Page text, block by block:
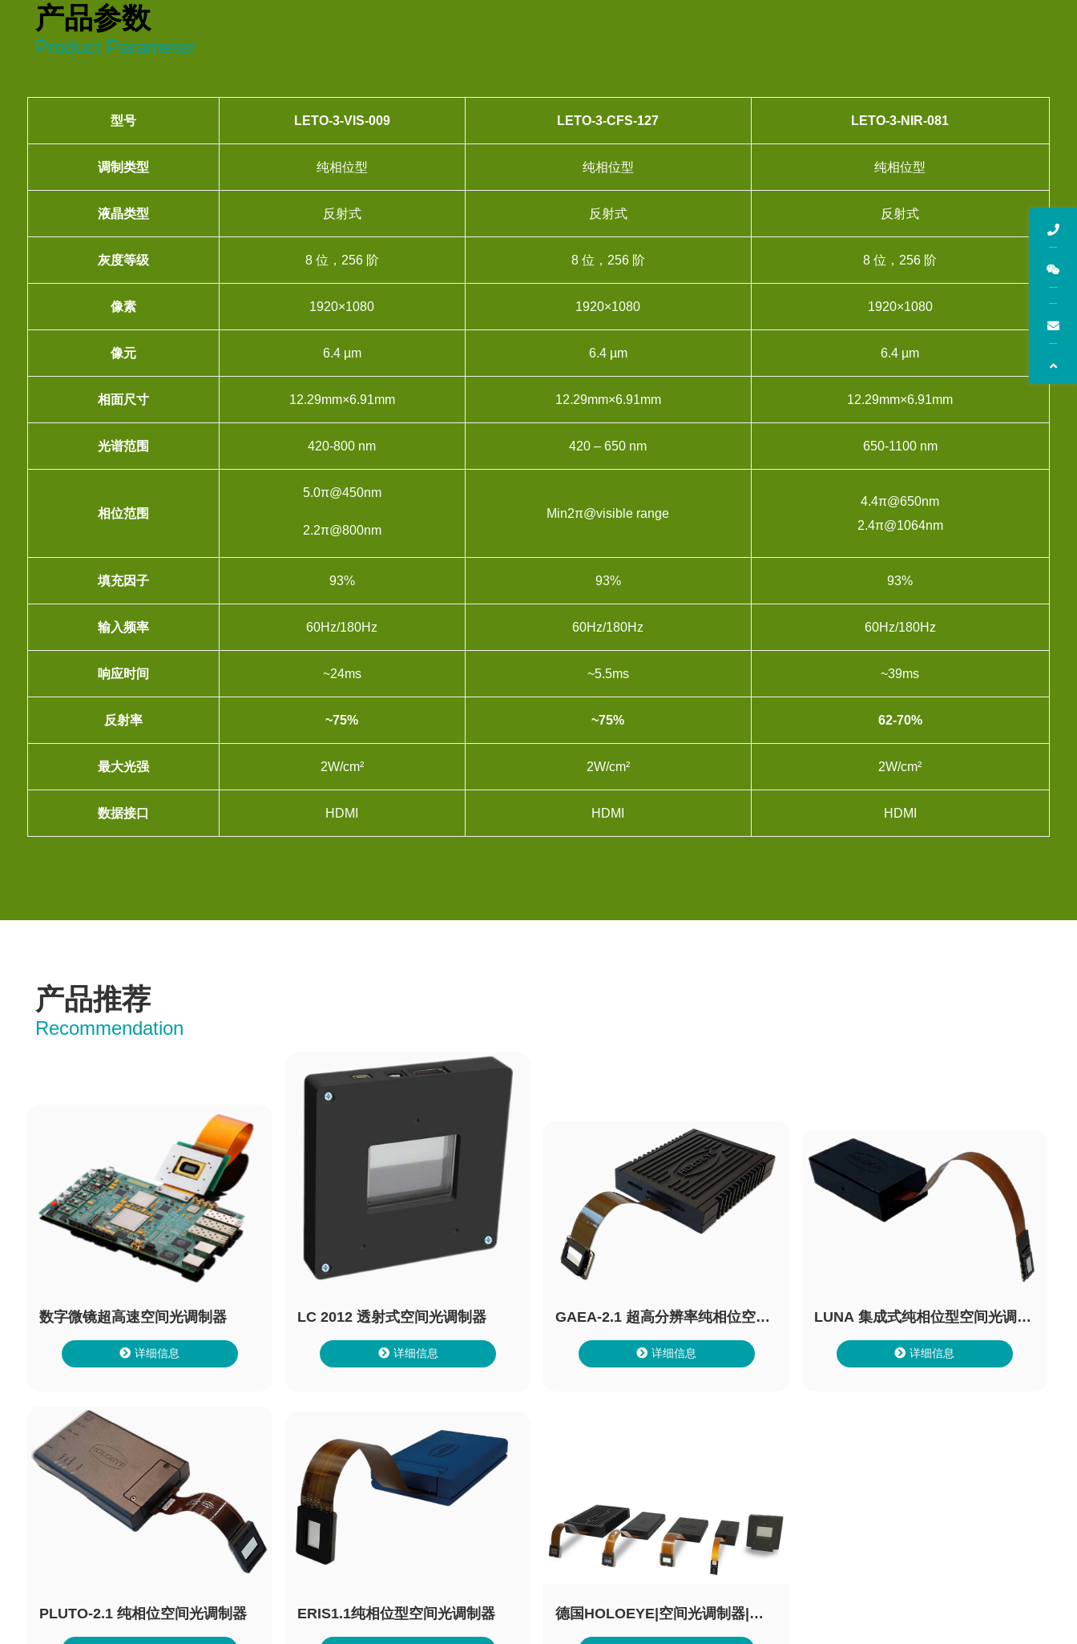
产品参数
Product Parameter
型号 LETO-3-VIS-009 LETO-3-CFS-127 LETO-3-NIR-081
调制类型 纯相位型 纯相位型 纯相位型
液晶类型 反射式 反射式 反射式
灰度等级 8 位，256 阶 8 位，256 阶 8 位，256 阶
像素 1920×1080 1920×1080 1920×1080
像元 6.4 µm 6.4 µm 6.4 µm
相面尺寸 12.29mm×6.91mm 12.29mm×6.91mm 12.29mm×6.91mm
光谱范围 420-800 nm 420 – 650 nm 650-1100 nm
相位范围
5.0π@450nm
2.2π@800nm
Min2π@visible range
4.4π@650nm
2.4π@1064nm
填充因子 93% 93% 93%
输入频率 60Hz/180Hz 60Hz/180Hz 60Hz/180Hz
响应时间 ~24ms ~5.5ms ~39ms
反射率 ~75% ~75% 62-70%
最大光强 2W/cm² 2W/cm² 2W/cm²
数据接口 HDMI HDMI HDMI
产品推荐
Recommendation
数字微镜超高速空间光调制器
详细信息
LC 2012 透射式空间光调制器
详细信息
GAEA-2.1 超高分辨率纯相位空间
光调制器
详细信息
LUNA 集成式纯相位型空间光调制
详细信息
PLUTO-2.1 纯相位空间光调制器 ERIS1.1纯相位型空间光调制器
德国HOLOEYE|空间光调制器|纯
相位空间光调制器|液晶空间光调制